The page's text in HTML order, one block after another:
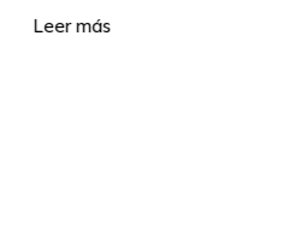
Leer más